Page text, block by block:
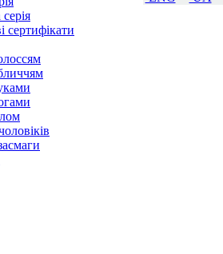
сертифікати